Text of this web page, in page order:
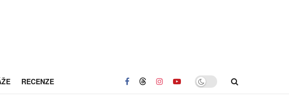
RECENZE